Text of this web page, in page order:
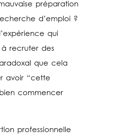
préparation
d’emploi ?
qui
à recruter des
que cela
avoir “cette
commencer
professionnelle